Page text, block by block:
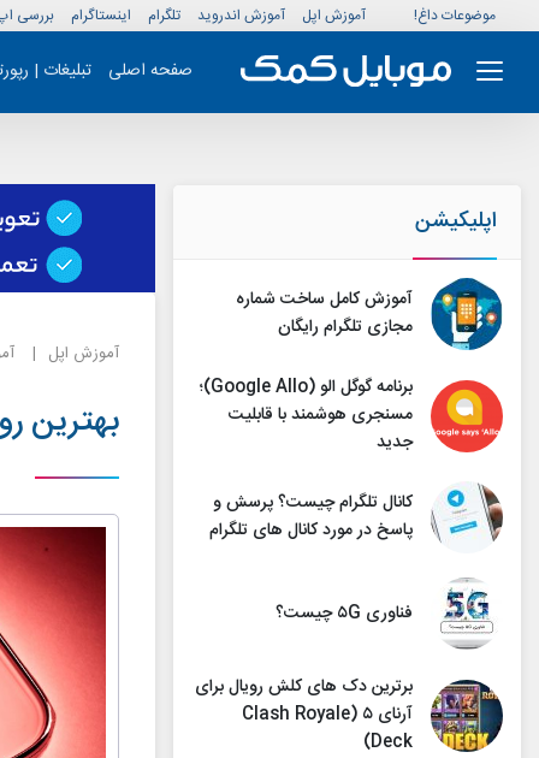
موضوعات داغ! آموزش اپل آموزش اندروید تلگرام اینستاگرام بررسی
صفحه اصلی تبلیغات |
اپلیکیشن
آموزش کامل ساخت شماره
مجازی تلگرام رایگان
برنامه گوگل الو (Google Allo)؛
مسنجری هوشمند با قابلیت‌
جدید
کانال تلگرام چیست؟ پرسش و
پاسخ در مورد کانال های تلگرام
فناوری ۵G چیست؟
برترین دک های کلش رویال برای
آرنای ۵ (Clash Royale
Deck)
آموزش اپل
بهترین